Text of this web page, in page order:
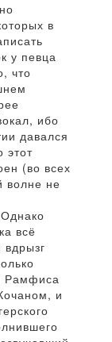
в
у певца
что
ибо
давался
этот
(во всех
волне не
всё
Рамфиса
и